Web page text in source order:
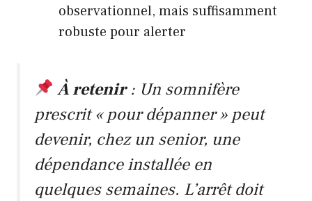
observationnel, mais suffisamment
robuste pour alerter
À retenir: Un somnifère
prescrit « pour dépanner » peut
devenir, chez un senior, une
dépendance installée en
quelques semaines. L’arrêt doit